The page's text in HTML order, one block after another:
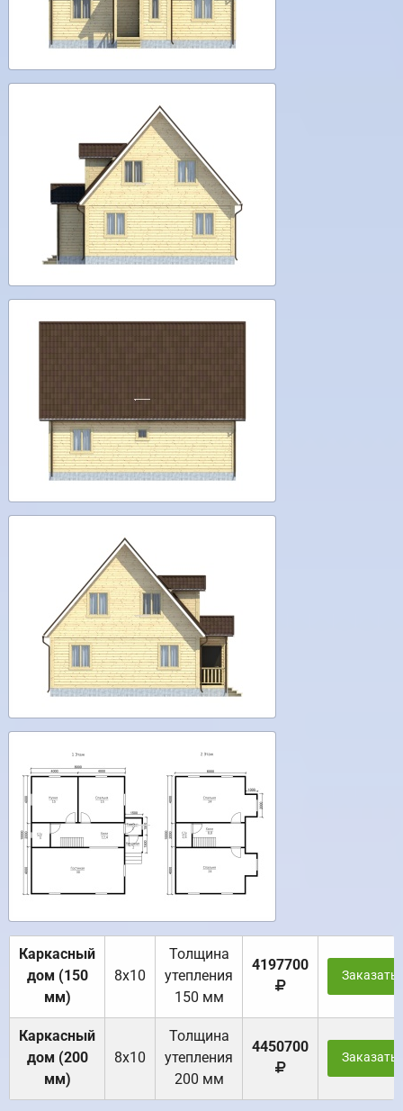
Каркасный
дом (150
мм)
8х10
Толщина
утепления
150 мм
4197700
Заказать
Каркасный
дом (200
мм)
8х10
Толщина
утепления
200 мм
4450700
Заказать